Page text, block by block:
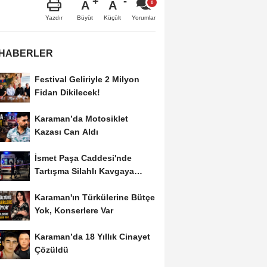
Yazdır
A
Büyüt
A
Küçült Yorumlar
Festival Geliriyle 2 Milyon
Fidan Dikilecek!
Karaman’da Motosiklet
Kazası Can Aldı
İsmet Paşa Caddesi'nde
Tartışma Silahlı Kavgaya
Karaman'ın Türkülerine Bütçe
Yok, Konserlere Var
Karaman’da 18 Yıllık Cinayet
Çözüldü